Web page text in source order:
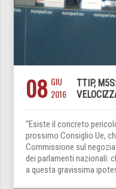
08 GIU
2016
TTIP,
“Esiste il concreto
prossimo Consiglio Ue,
Commissione sul
dei parlamenti nazionali:
a questa gravissima